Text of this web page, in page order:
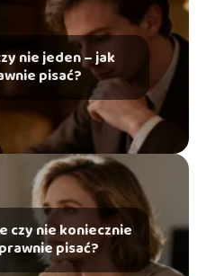
nie jeden – jak
pisać?
czy nie koniecznie
pisać?